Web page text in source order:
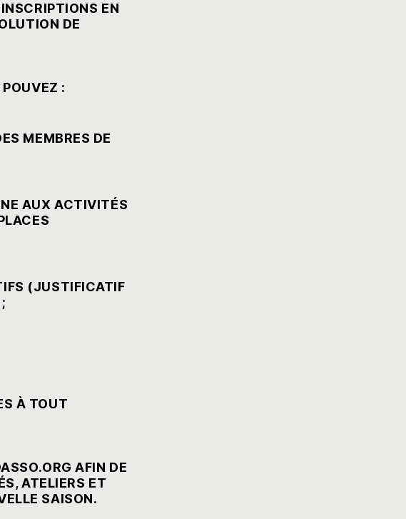
EN
DE
:
MEMBRES DE
AUX ACTIVITÉS
(JUSTIFICATIF
À TOUT
AFIN DE
ATELIERS ET
SAISON.